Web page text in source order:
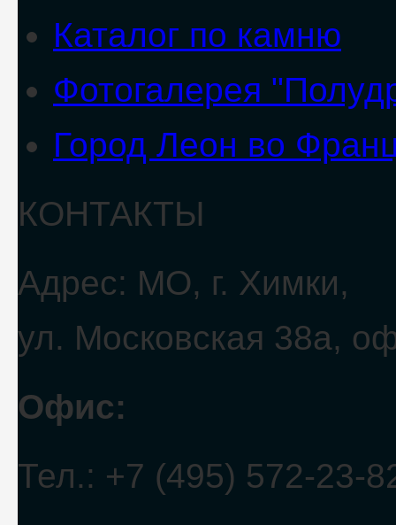
Каталог по камню
Фотогалерея
Город Леон во
КОНТАКТЫ
Адрес: МО, г. Химки,
ул. Московская 38а,
Офис:
Тел.: +7 (495) 572-23-